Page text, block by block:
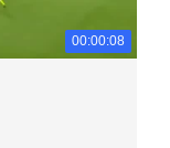
00:00:08